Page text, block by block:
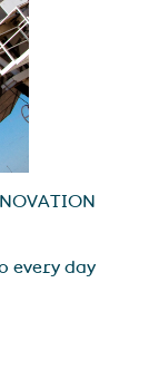
every day